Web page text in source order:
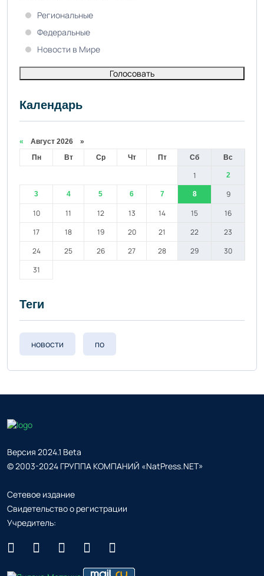
Региональные
Федеральные
Новости в Мире
Голосовать
Календарь
« Август 2026 »
Пн
Вт Ср Чт Пт Сб Вс
1 2
3 4 5 6 7 8
9
10
11 12 13 14 15
16
17
18 19 20 21 22
23
24
25 26 27 28 29
30
31
Теги
новости по
Версия 2024.1 Beta
© 2003-2024 ГРУППА КОМПАНИЙ «NatPress.NET»
Сетевое издание
Свидетельство о регистрации
Учредитель: